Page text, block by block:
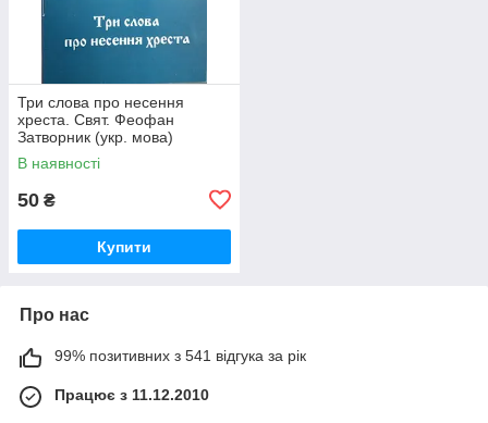
Три слова про несення
хреста. Свят. Феофан
Затворник (укр. мова)
В наявності
50 ₴
Купити
Про нас
99% позитивних з 541 відгука за рік
Працює з 11.12.2010